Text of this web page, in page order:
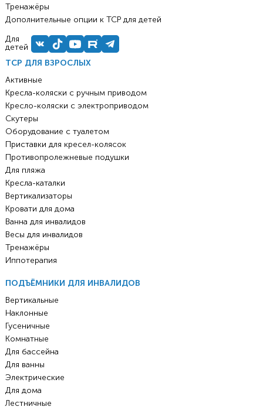
ТСР ДЛЯ ВЗРОСЛЫХ
Активные
Кресла-коляски с ручным приводом
Кресло-коляски с электроприводом
Скутеры
Оборудование с туалетом
Приставки для кресел-колясок
Противопролежневые подушки
Для пляжа
Кресла-каталки
Вертикализаторы
Кровати для дома
Ванна для инвалидов
Весы для инвалидов
Тренажёры
Иппотерапия
ПОДЪЁМНИКИ ДЛЯ ИНВАЛИДОВ
Вертикальные
Наклонные
Гусеничные
Комнатные
Для бассейна
Для ванны
Электрические
Для дома
Лестничные
Тренажёры
Дополнительные опции к ТСР для детей
Для
детей